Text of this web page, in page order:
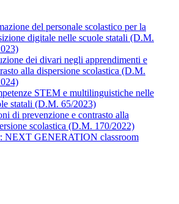
del personale scolastico per la
digitale nelle scuole statali (D.M.
dei divari negli apprendimenti e
alla dispersione scolastica (D.M.
STEM e multilinguistiche nelle
statali (D.M. 65/2023)
di prevenzione e contrasto alla
scolastica (D.M. 170/2022)
NEXT GENERATION classroom